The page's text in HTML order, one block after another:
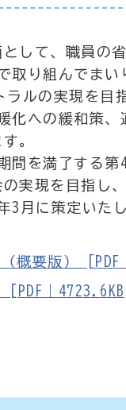
して、職員の
取り組んでまい
ルの実現を目
化への緩和策、
。
を満了する第
実現を目指し
3月に策定いたし
概要版） [PDF
｜4723.6KB]